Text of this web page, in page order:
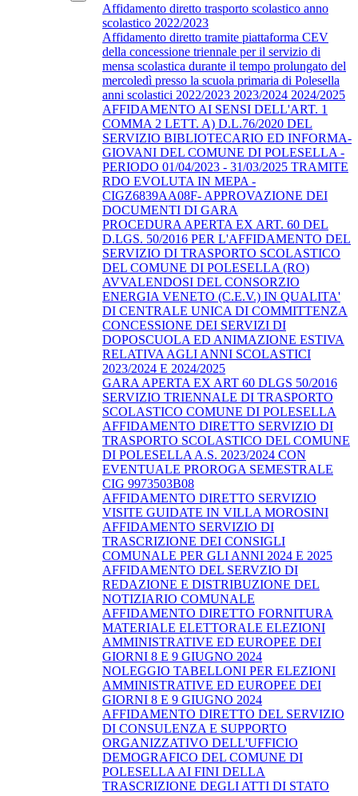
Affidamento diretto trasporto scolastico anno
scolastico 2022/2023
Affidamento diretto tramite piattaforma CEV
della concessione triennale per il servizio di
mensa scolastica durante il tempo prolungato del
mercoledì presso la scuola primaria di Polesella
anni scolastici 2022/2023 2023/2024 2024/2025
AFFIDAMENTO AI SENSI DELL'ART. 1
COMMA 2 LETT. A) D.L.76/2020 DEL
SERVIZIO BIBLIOTECARIO ED INFORMA-
GIOVANI DEL COMUNE DI POLESELLA -
PERIODO 01/04/2023 - 31/03/2025 TRAMITE
RDO EVOLUTA IN MEPA -
CIGZ6839AA08F- APPROVAZIONE DEI
DOCUMENTI DI GARA
PROCEDURA APERTA EX ART. 60 DEL
D.LGS. 50/2016 PER L'AFFIDAMENTO DEL
SERVIZIO DI TRASPORTO SCOLASTICO
DEL COMUNE DI POLESELLA (RO)
AVVALENDOSI DEL CONSORZIO
ENERGIA VENETO (C.E.V.) IN QUALITA'
DI CENTRALE UNICA DI COMMITTENZA
CONCESSIONE DEI SERVIZI DI
DOPOSCUOLA ED ANIMAZIONE ESTIVA
RELATIVA AGLI ANNI SCOLASTICI
2023/2024 E 2024/2025
GARA APERTA EX ART 60 DLGS 50/2016
SERVIZIO TRIENNALE DI TRASPORTO
SCOLASTICO COMUNE DI POLESELLA
AFFIDAMENTO DIRETTO SERVIZIO DI
TRASPORTO SCOLASTICO DEL COMUNE
DI POLESELLA A.S. 2023/2024 CON
EVENTUALE PROROGA SEMESTRALE
CIG 9973503B08
AFFIDAMENTO DIRETTO SERVIZIO
VISITE GUIDATE IN VILLA MOROSINI
AFFIDAMENTO SERVIZIO DI
TRASCRIZIONE DEI CONSIGLI
COMUNALE PER GLI ANNI 2024 E 2025
AFFIDAMENTO DEL SERVZIO DI
REDAZIONE E DISTRIBUZIONE DEL
NOTIZIARIO COMUNALE
AFFIDAMENTO DIRETTO FORNITURA
MATERIALE ELETTORALE ELEZIONI
AMMINISTRATIVE ED EUROPEE DEI
GIORNI 8 E 9 GIUGNO 2024
NOLEGGIO TABELLONI PER ELEZIONI
AMMINISTRATIVE ED EUROPEE DEI
GIORNI 8 E 9 GIUGNO 2024
AFFIDAMENTO DIRETTO DEL SERVIZIO
DI CONSULENZA E SUPPORTO
ORGANIZZATIVO DELL'UFFICIO
DEMOGRAFICO DEL COMUNE DI
POLESELLA AI FINI DELLA
TRASCRIZIONE DEGLI ATTI DI STATO